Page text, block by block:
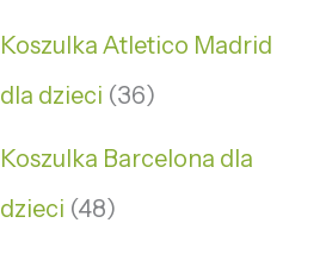
Koszulka Atletico Madrid
dla dzieci 36
Koszulka Barcelona dla
dzieci 48